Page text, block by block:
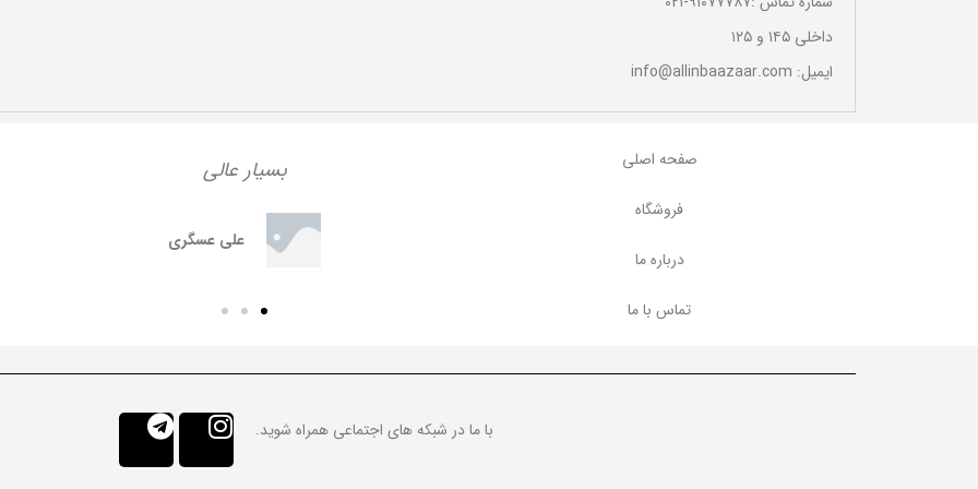
داخلی ۱۴۵ و ۱۲۵
ایمیل: info@allinbaazaar.com
صفحه اصلی
فروشگاه
درباره ما
تماس با ما
پاسخگویی و خدمات فعالسازی عالی بسیار عالی
علی عسگری
با ما در شبکه های اجتماعی همراه شوید.